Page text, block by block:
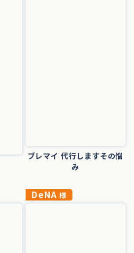
ブレマイ 代行しますその悩
み
DeNA 様